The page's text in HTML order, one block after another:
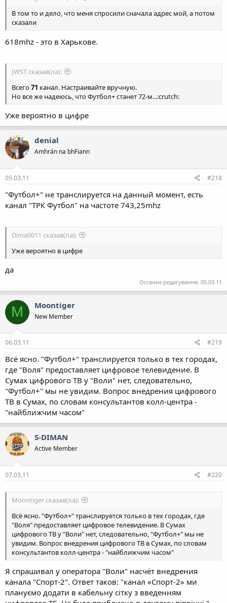
В том то и дело, что меня спросили сначала адрес мой, а потом
сказали
618mhz - это в Харькове.
JWST сказав(ла):
Всего71 канал. Настраивайте вручную.
Но все же надеюсь, что Футбол+ станет 72-м...:crutch:
Уже вероятно в цифре
denial
Amhrán na bhFiann
05.03.11 #218
"Футбол+" не транслируется на данный момент, есть
канал "ТРК Футбол" на частоте 743,25mhz
Dima0011 сказав(ла):
Уже вероятно в цифре
да
Останнє редагування: 05.03.11
M Moontiger
New Member
06.03.11 #219
Всё ясно. "Футбол+" транслируется только в тех городах,
где "Воля" предоставляет цифровое телевидение. В
Сумах цифрового ТВ у "Воли" нет, следовательно,
"Футбол+" мы не увидим. Вопрос внедрения цифрового
ТВ в Сумах, по словам консультантов колл-центра -
"найближчим часом"
S-DIMAN
Active Member
07.03.11 #220
Moontiger сказав(ла):
Всё ясно. "Футбол+" транслируется только в тех городах, где
"Воля" предоставляет цифровое телевидение. В Сумах
цифрового ТВ у "Воли" нет, следовательно, "Футбол+" мы не
увидим. Вопрос внедрения цифрового ТВ в Сумах, по словам
консультантов колл-центра - "найближчим часом"
Я спрашивал у оператора "Воли" насчёт внедрения
канала "Спорт-2". Ответ таков: "канал «Спорт-2» ми
плануємо додати в кабельну сітку з введенням